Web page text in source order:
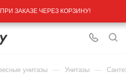
ЗАКАЗЕ ЧЕРЕЗ КОРЗИНУ!
унитазы — Унитазы —